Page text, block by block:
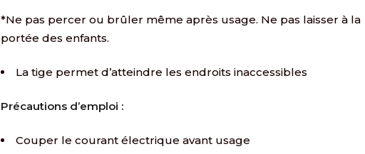
*Ne pas percer ou brûler même après usage. Ne pas laisser à la
portée des enfants.
La tige permet d’atteindre les endroits inaccessibles
Précautions d’emploi :
Couper le courant électrique avant usage